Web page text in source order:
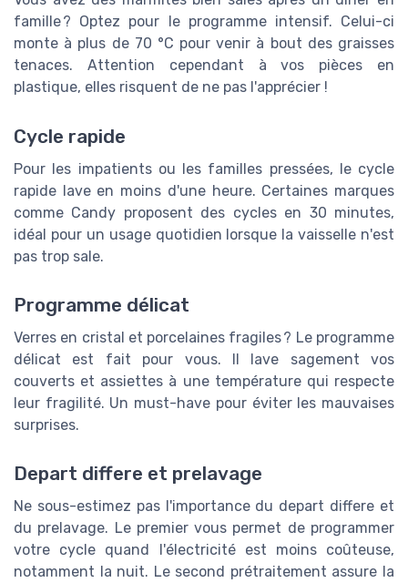
famille ? Optez pour le programme intensif. Celui-ci
monte à plus de 70 °C pour venir à bout des graisses
tenaces. Attention cependant à vos pièces en
plastique, elles risquent de ne pas l'apprécier !
Cycle rapide
Pour les impatients ou les familles pressées, le cycle
rapide lave en moins d'une heure. Certaines marques
comme Candy proposent des cycles en 30 minutes,
idéal pour un usage quotidien lorsque la vaisselle n'est
pas trop sale.
Programme délicat
Verres en cristal et porcelaines fragiles ? Le programme
délicat est fait pour vous. Il lave sagement vos
couverts et assiettes à une température qui respecte
leur fragilité. Un must-have pour éviter les mauvaises
surprises.
Depart differe et prelavage
Ne sous-estimez pas l'importance du depart differe et
du prelavage. Le premier vous permet de programmer
votre cycle quand l'électricité est moins coûteuse,
notamment la nuit. Le second prétraitement assure la